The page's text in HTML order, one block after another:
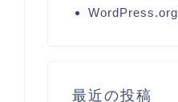
WordPress.org
最近の投稿